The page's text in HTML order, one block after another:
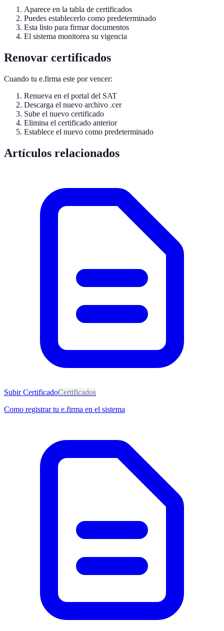
Aparece en la tabla de certificados
Puedes establecerlo como predeterminado
Esta listo para firmar documentos
El sistema monitorea su vigencia
Renovar certificados
Cuando tu e.firma este por vencer:
Renueva en el portal del SAT
Descarga el nuevo archivo .cer
Sube el nuevo certificado
Elimina el certificado anterior
Establece el nuevo como predeterminado
Artículos relacionados
Subir CertificadoCertificados
Como registrar tu e.firma en el sistema